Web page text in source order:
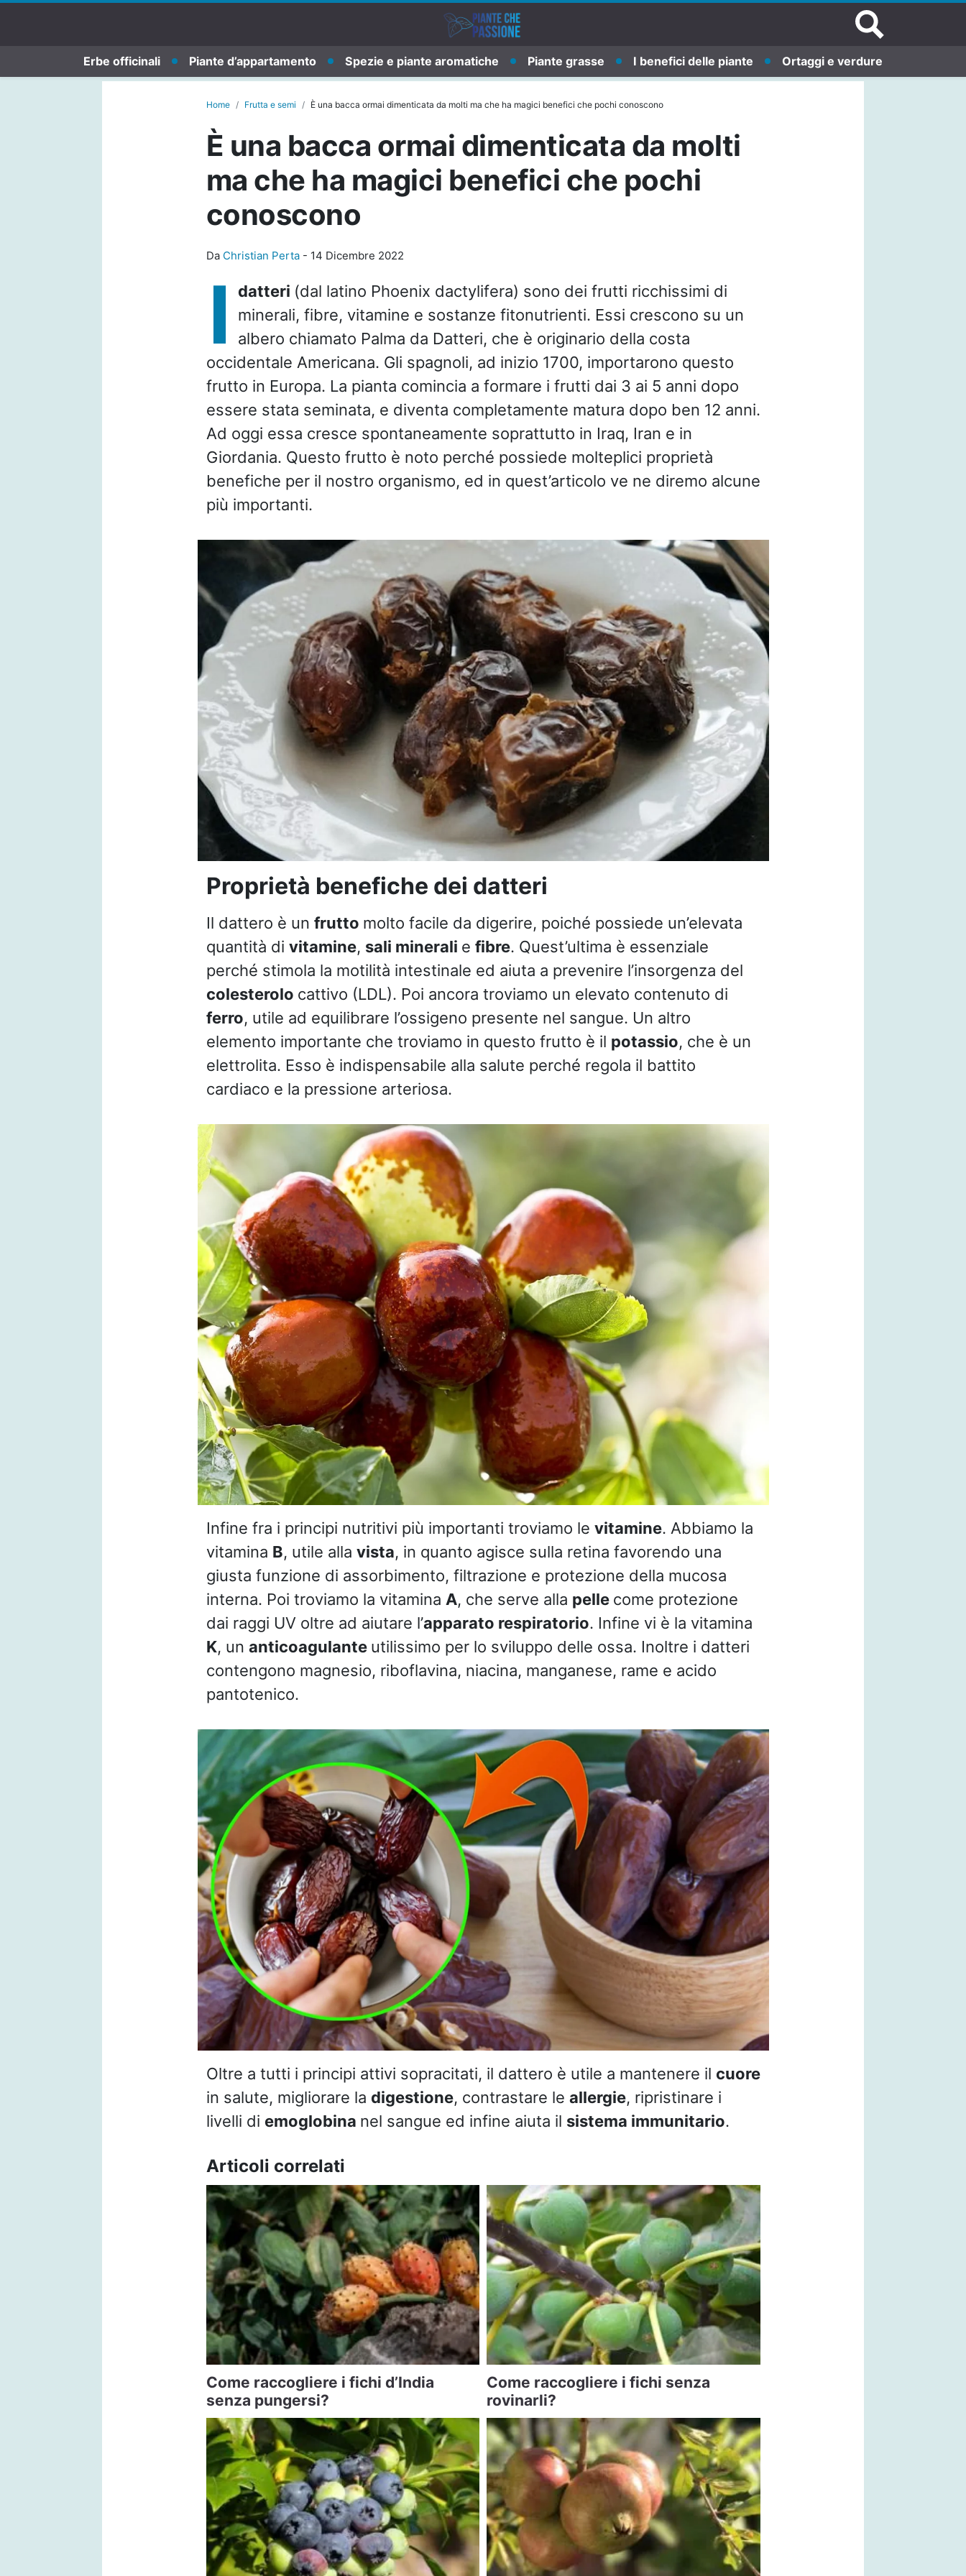
Erbe officinali Piante d’appartamento Spezie e piante aromatiche Piante grasse I benefici delle piante Ortaggi e verdure
Home Frutta e semi È una bacca ormai dimenticata da molti ma che ha magici benefici che pochi conoscono
È una bacca ormai dimenticata da molti
ma che ha magici benefici che pochi
conoscono
Da Christian Perta- 14 Dicembre 2022
I datteri (dal latino Phoenix dactylifera) sono dei frutti ricchissimi di
minerali, fibre, vitamine e sostanze fitonutrienti. Essi crescono su un
albero chiamato Palma da Datteri, che è originario della costa
occidentale Americana. Gli spagnoli, ad inizio 1700, importarono questo
frutto in Europa. La pianta comincia a formare i frutti dai 3 ai 5 anni dopo
essere stata seminata, e diventa completamente matura dopo ben 12 anni.
Ad oggi essa cresce spontaneamente soprattutto in Iraq, Iran e in
Giordania. Questo frutto è noto perché possiede molteplici proprietà
benefiche per il nostro organismo, ed in quest’articolo ve ne diremo alcune
più importanti.
Proprietà benefiche dei datteri
Il dattero è un frutto molto facile da digerire, poiché possiede un’elevata
quantità di vitamine, sali minerali e fibre. Quest’ultima è essenziale
perché stimola la motilità intestinale ed aiuta a prevenire l’insorgenza del
colesterolo cattivo (LDL). Poi ancora troviamo un elevato contenuto di
ferro, utile ad equilibrare l’ossigeno presente nel sangue. Un altro
elemento importante che troviamo in questo frutto è il potassio, che è un
elettrolita. Esso è indispensabile alla salute perché regola il battito
cardiaco e la pressione arteriosa.
Infine fra i principi nutritivi più importanti troviamo le vitamine. Abbiamo la
vitamina B, utile alla vista, in quanto agisce sulla retina favorendo una
giusta funzione di assorbimento, filtrazione e protezione della mucosa
interna. Poi troviamo la vitamina A, che serve alla pelle come protezione
dai raggi UV oltre ad aiutare l’apparato respiratorio. Infine vi è la vitamina
K, un anticoagulante utilissimo per lo sviluppo delle ossa. Inoltre i datteri
contengono magnesio, riboflavina, niacina, manganese, rame e acido
pantotenico.
Oltre a tutti i principi attivi sopracitati, il dattero è utile a mantenere il cuore
in salute, migliorare la digestione, contrastare le allergie, ripristinare i
livelli di emoglobina nel sangue ed infine aiuta il sistema immunitario.
Articoli correlati
Come raccogliere i fichi d’India
senza pungersi?
Come raccogliere i fichi senza
rovinarli?